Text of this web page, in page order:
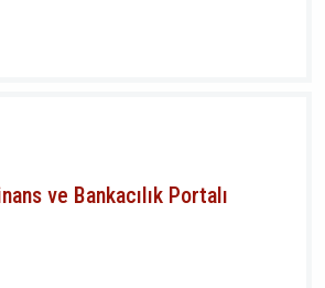
ve Bankacılık Portalı